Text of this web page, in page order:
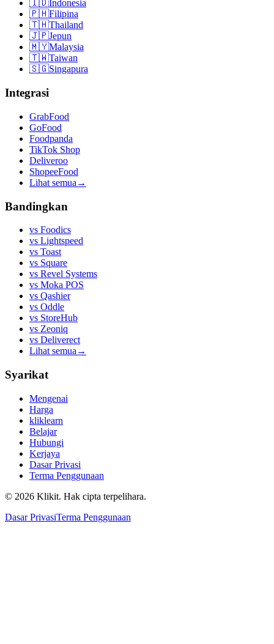
🇮🇩Indonesia
🇵🇭Filipina
🇹🇭Thailand
🇯🇵Jepun
🇲🇾Malaysia
🇹🇼Taiwan
🇸🇬Singapura
Integrasi
GrabFood
GoFood
Foodpanda
TikTok Shop
Deliveroo
ShopeeFood
Lihat semua →
Bandingkan
vs Foodics
vs Lightspeed
vs Toast
vs Square
vs Revel Systems
vs Moka POS
vs Qashier
vs Oddle
vs StoreHub
vs Zeoniq
vs Deliverect
Lihat semua →
Syarikat
Mengenai
Harga
kliklearn
Belajar
Hubungi
Kerjaya
Dasar Privasi
Terma Penggunaan
© 2026 Klikit. Hak cipta terpelihara.
Dasar PrivasiTerma Penggunaan